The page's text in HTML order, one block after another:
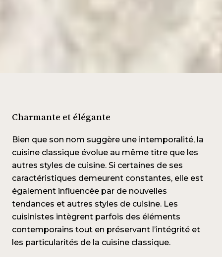
Charmante et élégante
Bien que son nom suggère une intemporalité, la
cuisine classique évolue au même titre que les
autres styles de cuisine. Si certaines de ses
caractéristiques demeurent constantes, elle est
également influencée par de nouvelles
tendances et autres styles de cuisine. Les
cuisinistes intègrent parfois des éléments
contemporains tout en préservant l’intégrité et
les particularités de la cuisine classique.